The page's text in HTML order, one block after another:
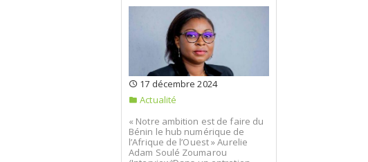
17 décembre 2024
Actualité
« Notre ambition est de faire du
Bénin le hub numérique de
l’Afrique de l’Ouest » Aurelie
Adam Soulé Zoumarou